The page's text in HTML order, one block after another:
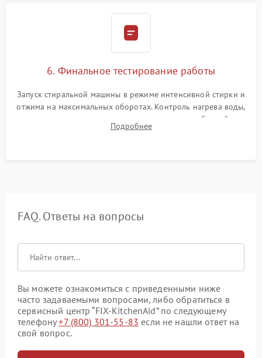
6. Финальное тестирование работы
Запуск стиральной машины в режиме интенсивной стирки и
отжима на максимальных оборотах. Контроль нагрева воды,
корректности слива, отсутствия излишних вибраций,
посторонних стуков и протечек под корпусом.
Подробнее
FAQ. Ответы на вопросы
Вы можете ознакомиться с приведенными ниже
часто задаваемыми вопросами, либо обратиться в
сервисный центр “FIX-KitchenAid” по следующему
телефону+7 (800) 301-55-83 если не нашли ответ на
свой вопрос.